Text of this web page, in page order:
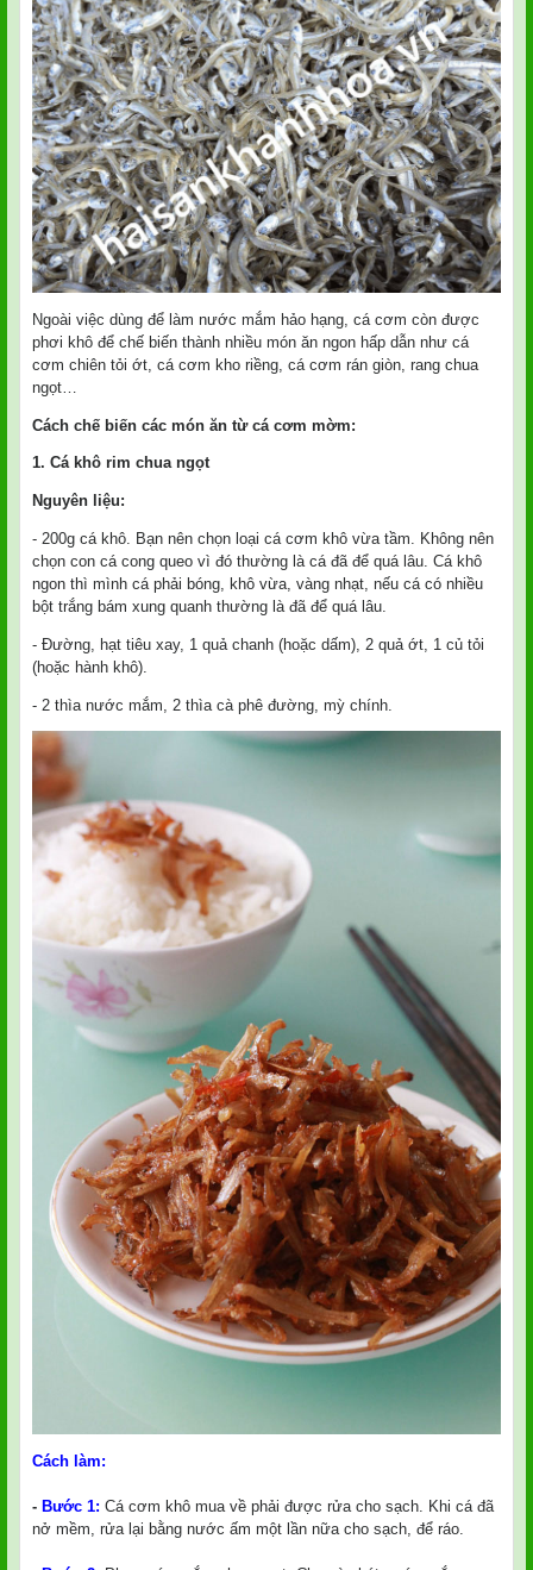
Ngoài việc dùng để làm nước mắm hảo hạng, cá cơm còn được
phơi khô để chế biến thành nhiều món ăn ngon hấp dẫn như cá
cơm chiên tỏi ớt, cá cơm kho riềng, cá cơm rán giòn, rang chua
ngọt…
Cách chế biến các món ăn từ cá cơm mờm:
1. Cá khô rim chua ngọt
Nguyên liệu:
- 200g cá khô. Bạn nên chọn loại cá cơm khô vừa tầm. Không nên
chọn con cá cong queo vì đó thường là cá đã để quá lâu. Cá khô
ngon thì mình cá phải bóng, khô vừa, vàng nhạt, nếu cá có nhiều
bột trắng bám xung quanh thường là đã để quá lâu.
- Đường, hạt tiêu xay, 1 quả chanh (hoặc dấm), 2 quả ớt, 1 củ tỏi
(hoặc hành khô).
- 2 thìa nước mắm, 2 thìa cà phê đường, mỳ chính.
Cách làm:
- Bước 1: Cá cơm khô mua về phải được rửa cho sạch. Khi cá đã
nở mềm, rửa lại bằng nước ấm một lần nữa cho sạch, để ráo.